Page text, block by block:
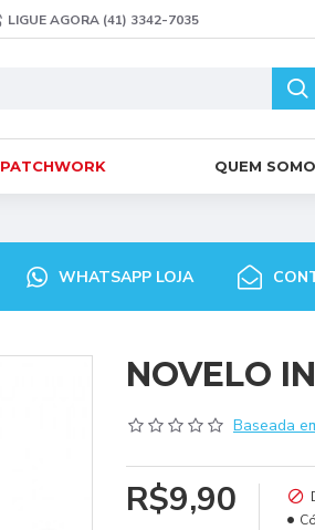
LIGUE AGORA (41) 3342-7035
PATCHWORK QUEM
WHATSAPP LOJA
NOVELO
Baseada
R$9,90